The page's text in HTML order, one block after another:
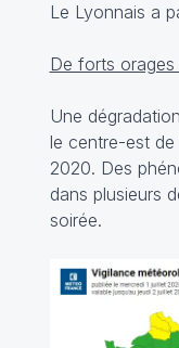
Le Lyonnais a
De forts
Une
le centre-est de
2020. Des
dans plusieurs
soirée.